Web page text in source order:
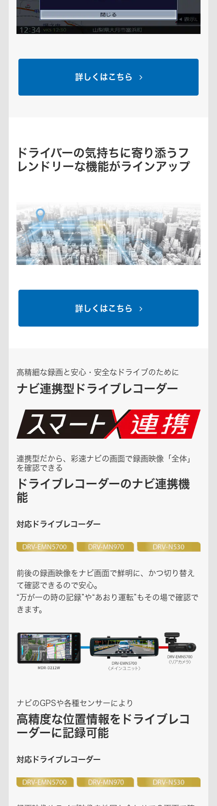
詳しくはこちら
ドライバーの気持ちに寄り添うフ
レンドリーな機能がラインアップ
詳しくはこちら
高精細な録画と安心・安全なドライブのために
ナビ連携型ドライブレコーダー
連携型だから、彩速ナビの画面で録画映像「全体」
を確認できる
ドライブレコーダーのナビ連携機
能
対応ドライブレコーダー
前後の録画映像をナビ画面で鮮明に、かつ切り替え
て確認できるので安心。
“万が一の時の記録”や“あおり運転”もその場で確認で
きます。
ナビのGPSや各種センサーにより
高精度な位置情報をドライブレコ
ーダーに記録可能
対応ドライブレコーダー